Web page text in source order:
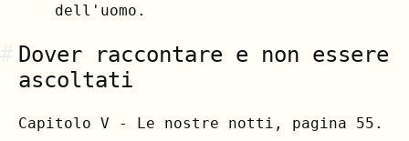
dell'uomo.
Dover raccontare e non essere
ascoltati
Capitolo V - Le nostre notti, pagina 55.